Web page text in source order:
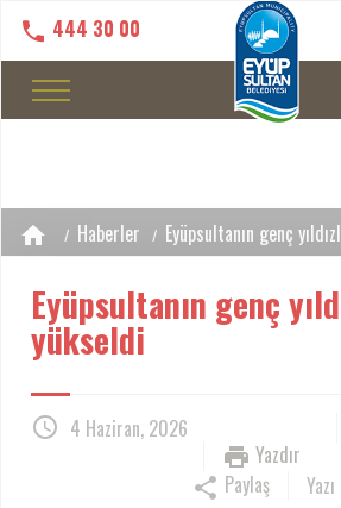
444 30 00
Haberler Eyüpsultanın genç
Eyüpsultanın genç
yükseldi
4 Haziran, 2026
Yazdır
Paylaş